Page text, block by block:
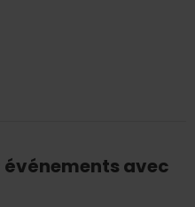
avec